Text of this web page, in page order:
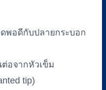
พอดีกับปลายกระบอก
อจากหัวเข็ม
tip)